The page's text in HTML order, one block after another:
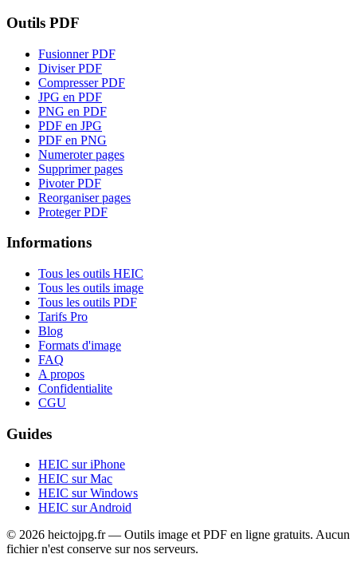
Outils PDF
Fusionner PDF
Diviser PDF
Compresser PDF
JPG en PDF
PNG en PDF
PDF en JPG
PDF en PNG
Numeroter pages
Supprimer pages
Pivoter PDF
Reorganiser pages
Proteger PDF
Informations
Tous les outils HEIC
Tous les outils image
Tous les outils PDF
Tarifs Pro
Blog
Formats d'image
FAQ
A propos
Confidentialite
CGU
Guides
HEIC sur iPhone
HEIC sur Mac
HEIC sur Windows
HEIC sur Android
© 2026 heictojpg.fr — Outils image et PDF en ligne gratuits. Aucun
fichier n'est conserve sur nos serveurs.